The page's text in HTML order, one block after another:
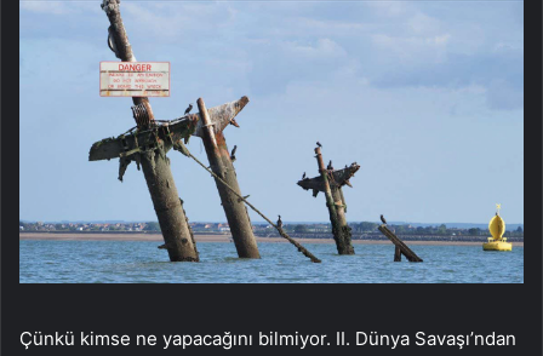
Çünkü kimse ne yapacağını bilmiyor. II. Dünya Savaşı’ndan